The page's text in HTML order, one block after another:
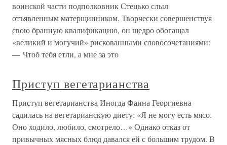
воинской части подполковник Стецько слыл
отъявленным матерщинником. Творчески совершенствуя
свою бранную квалификацию, он щедро обогащал
«великий и могучий» рискованными словосочетаниями:
— Чтоб тебя етли, а мне за это
Приступ вегетарианства
Приступ вегетарианства Иногда Фаина Георгиевна
садилась на вегетарианскую диету: «Я не могу есть мясо.
Оно ходило, любило, смотрело…» Однако отказ от
привычных мясных блюд давался ей с большим трудом. В